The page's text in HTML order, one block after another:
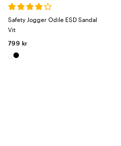
Safety Jogger Odile ESD Sandal
Vit
799 kr